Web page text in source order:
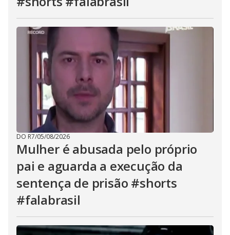
DO R7/05/08/2026
Mulher é abusada pelo próprio
pai e aguarda a execução da
sentença de prisão #shorts
#falabrasil